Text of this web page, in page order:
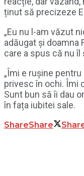
ținut să precizeze
„Eu nu l-am văzut
adăugat și doamna
care a spus că nu îl
„Îmi e rușine
privesc în ochi. Îmi
Sunt bun să îi dau
în fața iubitei sale.
ShareShare